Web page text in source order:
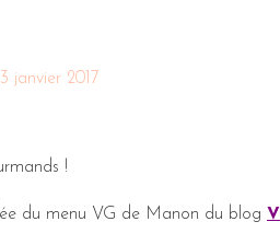
13 janvier 2017
!
du menu VG de Manon du blog